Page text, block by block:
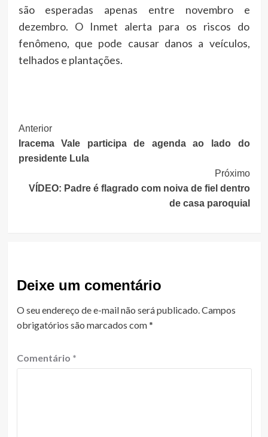
são esperadas apenas entre novembro e
dezembro. O Inmet alerta para os riscos do
fenômeno, que pode causar danos a veículos,
telhados e plantações.
Post
Navigation
Anterior
Iracema Vale participa de agenda ao lado do
presidente Lula
Próximo
VÍDEO: Padre é flagrado com noiva de fiel dentro
de casa paroquial
Deixe um comentário
O seu endereço de e-mail não será publicado. Campos
obrigatórios são marcados com*
Comentário *